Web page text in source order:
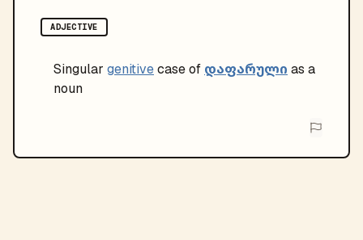
ADJECTIVE
Singular genitivecase of დაფარული as a
noun